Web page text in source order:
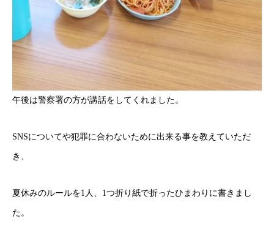
午後は警察署の方が講話をしてくれました。
SNSについてや犯罪に合わないために出来る事を教えていただ
き、
夏休みのルールを1人、1つ折り紙で折ったひまわりに書きまし
た。